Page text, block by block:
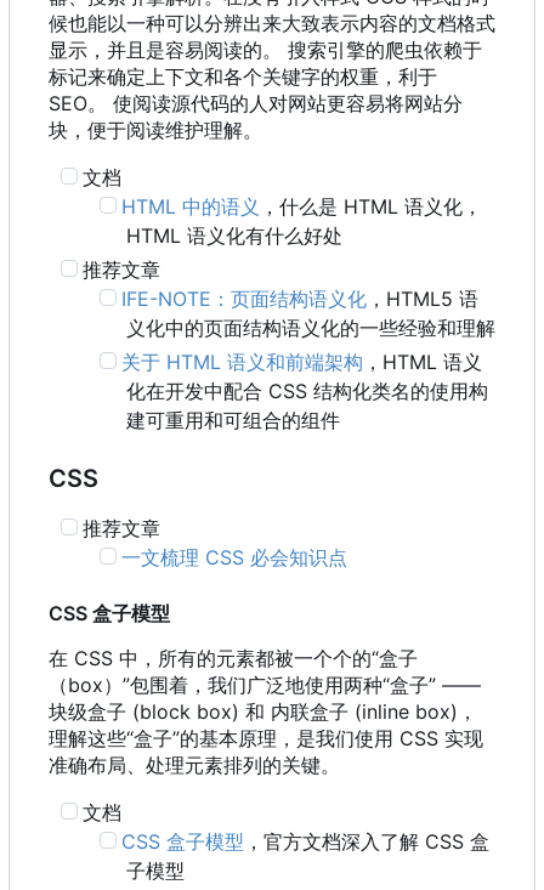
候也能以一种可以分辨出来大致表示内容的文档格式
显示，并且是容易阅读的。 搜索引擎的爬虫依赖于
标记来确定上下文和各个关键字的权重，利于
SEO。 使阅读源代码的人对网站更容易将网站分
块，便于阅读维护理解。
文档
HTML 中的语义 ，什么是 HTML 语义化 ，
HTML 语义化有什么好处
推荐文章
IFE-NOTE ：页面结构语义化 ， HTML5 语
义化中的页面结构语义化的一些经验和理解
关于 HTML 语义和前端架构 ， HTML 语义
化在开发中配合 CSS 结构化类名的使用构
建可重用和可组合的组件
CSS
推荐文章
一文梳理 CSS 必会知识点
CSS 盒子模型
在 CSS 中 ， 所有的元素都被一个个的“盒子
（box） ”包围着 ， 我们广泛地使用两种“盒子” ——
块级盒子 (block box) 和 内联盒子 (inline box)，
理解这些“盒子”的基本原理，是我们使用 CSS 实现
准确布局、处理元素排列的关键。
文档
CSS 盒子模型 ，官方文档深入了解 CSS 盒
子模型